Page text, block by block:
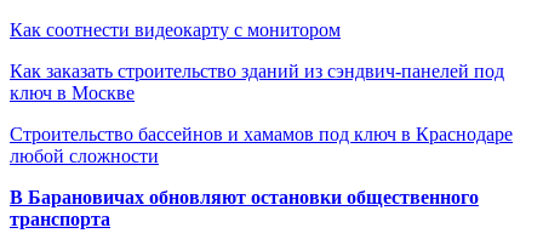
Как соотнести видеокарту с монитором
Как заказать строительство зданий из сэндвич-панелей под
ключ в Москве
Строительство бассейнов и хамамов под ключ в Краснодаре
любой сложности
В Барановичах обновляют остановки общественного
транспорта